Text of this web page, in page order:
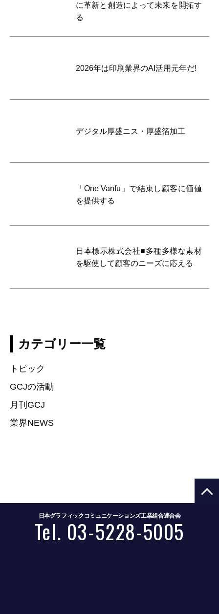
に革新と創造によって未来を開拓す
る
2026年は印刷業界のAI活用元年だ!
デジタル厚盛ニス・厚盛箔加工
「One Vanfu」で結束し顧客に価値
を提供する
日本標示株式会社■多種多様な素材
を駆使して顧客のニーズに応える
カテゴリー一覧
トピック
GCJの活動
月刊GCJ
業界NEWS
日本グラフィックコミュニケーションズ工業組合連合会
Tel. 03-5228-5005